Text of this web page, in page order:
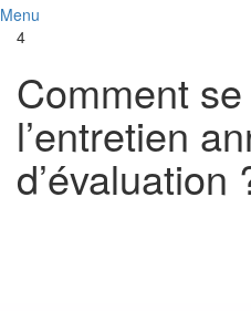
Menu
4
Comment
l’entretien
d’évaluation